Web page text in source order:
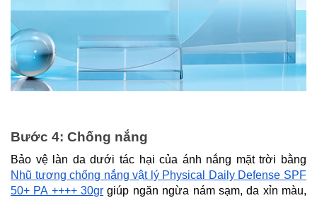
Bước 4: Chống nắng
Bảo vệ làn da dưới tác hại của ánh nắng mặt trời bằng
Nhũ tương chống nắng vật lý Physical Daily Defense SPF
50+ PA ++++ 30gr giúp ngăn ngừa nám sạm, da xỉn màu,